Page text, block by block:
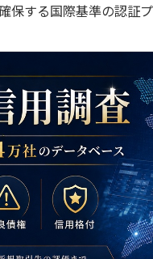
保する国際基準の認証